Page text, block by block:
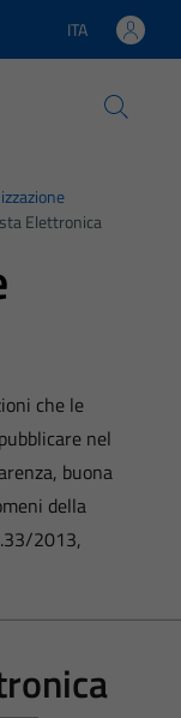
Lingua attiva:
ITA
Elettronica
che le
nel
buona
della
2013,